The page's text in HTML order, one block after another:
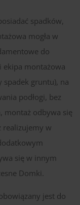
spadków,
mogła w
do
ekipa montażowa
spadek gruntu), na
podłogi, bez
montaż odbywa się
realizujemy w
się w innym
Domki.
jest do